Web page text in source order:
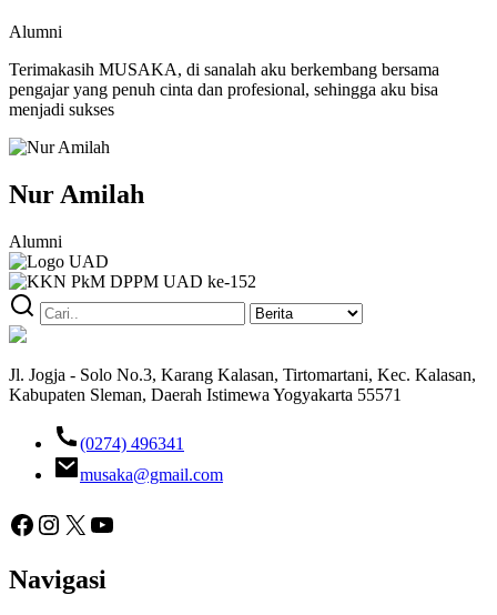
Alumni
Terimakasih MUSAKA, di sanalah aku berkembang bersama
pengajar yang penuh cinta dan profesional, sehingga aku bisa
menjadi sukses
Nur Amilah
Alumni
Jl. Jogja - Solo No.3, Karang Kalasan, Tirtomartani, Kec. Kalasan,
Kabupaten Sleman, Daerah Istimewa Yogyakarta 55571
(0274) 496341
musaka@gmail.com
Facebook
Instagram
X YouTube
Navigasi